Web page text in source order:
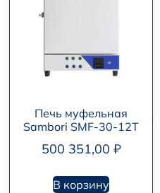
Печь муфельная
Sambori SMF-30-12T
500 351,00 ₽
В корзину